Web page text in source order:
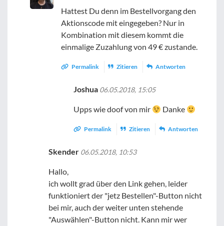
Hattest Du denn im Bestellvorgang den
Aktionscode mit eingegeben? Nur in
Kombination mit diesem kommt die
einmalige Zuzahlung von 49 € zustande.
Permalink Zitieren Antworten
Joshua 06.05.2018, 15:05
Upps wie doof von mir Danke
Permalink Zitieren Antworten
Skender 06.05.2018, 10:53
Hallo,
ich wollt grad über den Link gehen, leider
funktioniert der "jetz Bestellen"-Button nicht
bei mir, auch der weiter unten stehende
"Auswählen"-Button nicht. Kann mir wer